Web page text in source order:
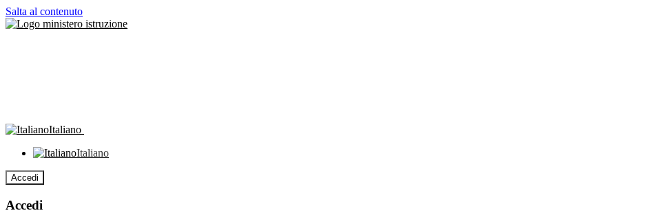
Salta al contenuto
Italiano
Italiano
Accedi
Accedi